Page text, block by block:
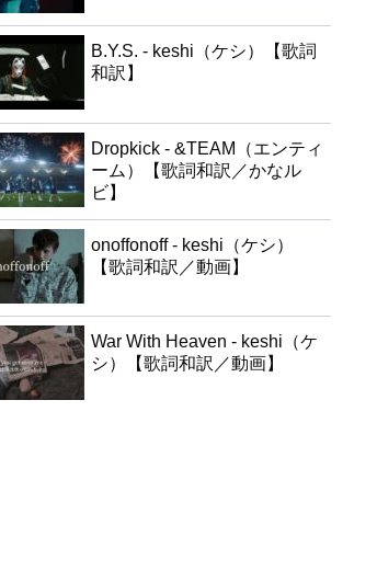
B.Y.S. - keshi（ケシ）【歌詞
和訳】
Dropkick - &TEAM（エンティ
ーム）【歌詞和訳／かなル
ビ】
onoffonoff - keshi（ケシ）
【歌詞和訳／動画】
War With Heaven - keshi（ケ
シ）【歌詞和訳／動画】